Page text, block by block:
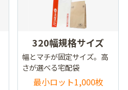
320幅規格サイズ
幅とマチが固定サイズ。高
さが選べる宅配袋
最小ロット1,000枚